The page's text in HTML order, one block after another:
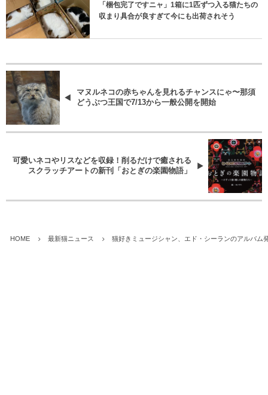
「梱包完了ですニャ」1箱に1匹ずつ入る猫たちの
収まり具合が良すぎて今にも出荷されそう
マヌルネコの赤ちゃんを見れるチャンスにゃ〜那須
どうぶつ王国で7/13から一般公開を開始
可愛いネコやリスなどを収録！削るだけで癒される
スクラッチアートの新刊「おとぎの楽園物語」
HOME 最新猫ニュース 猫好きミュージシャン、エド・シーランのアルバム